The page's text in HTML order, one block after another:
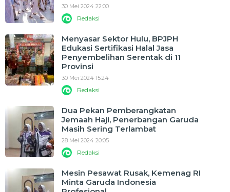
30 Mei 2024 22:00
Redaksi
Menyasar Sektor Hulu, BPJPH
Edukasi Sertifikasi Halal Jasa
Penyembelihan Serentak di 11
Provinsi
30 Mei 2024 15:24
Redaksi
Dua Pekan Pemberangkatan
Jemaah Haji, Penerbangan Garuda
Masih Sering Terlambat
28 Mei 2024 20:05
Redaksi
Mesin Pesawat Rusak, Kemenag RI
Minta Garuda Indonesia